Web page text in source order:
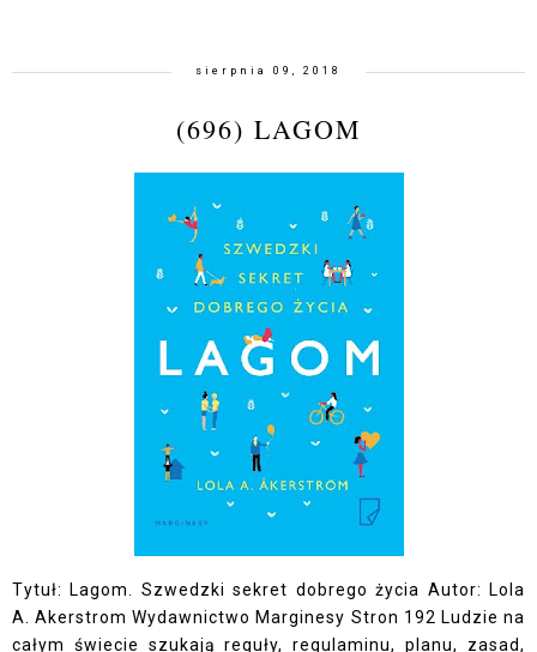
sierpnia 09, 2018
(696) LAGOM
Tytuł: Lagom. Szwedzki sekret dobrego życia Autor: Lola
A. Akerstrom Wydawnictwo Marginesy Stron 192 Ludzie na
całym świecie szukają reguły, regulaminu, planu, zasad,